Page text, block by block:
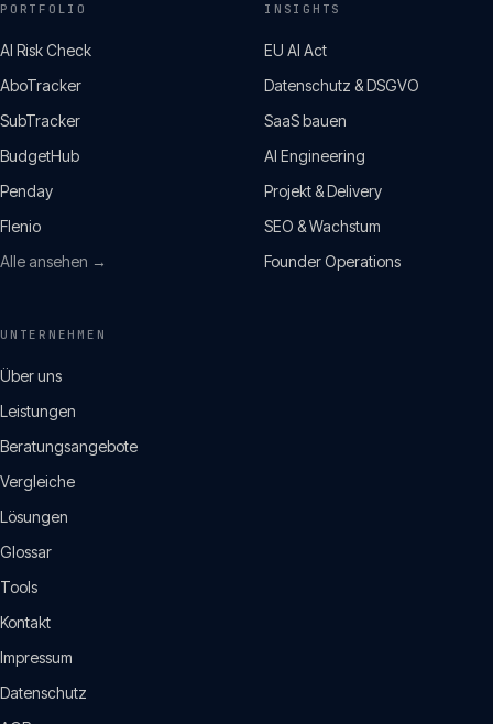
PORTFOLIO
AI Risk Check
AboTracker
SubTracker
BudgetHub
Penday
Flenio
Alle ansehen →
INSIGHTS
EU AI Act
Datenschutz & DSGVO
SaaS bauen
AI Engineering
Projekt & Delivery
SEO & Wachstum
Founder Operations
UNTERNEHMEN
Über uns
Leistungen
Beratungsangebote
Vergleiche
Lösungen
Glossar
Tools
Kontakt
Impressum
Datenschutz